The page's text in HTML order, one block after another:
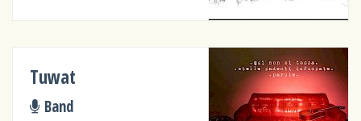
Tuwat
Band